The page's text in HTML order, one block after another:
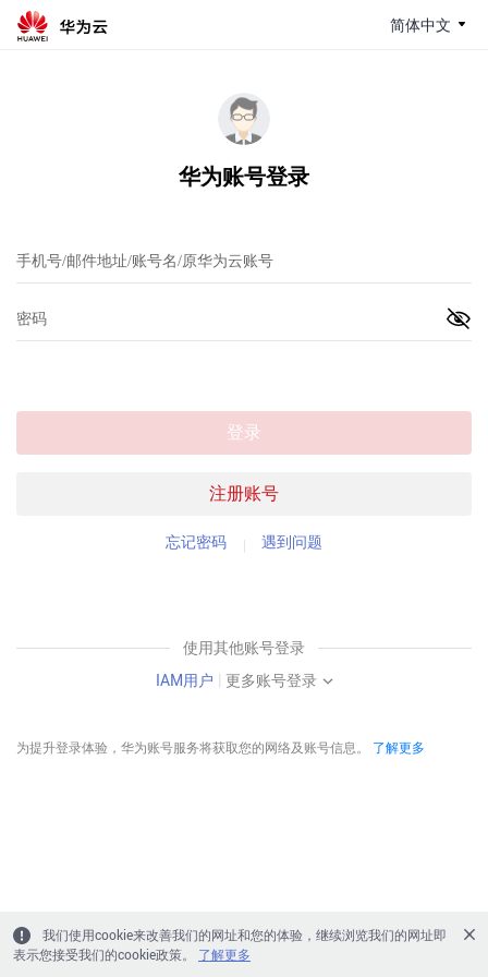
简体中文
华为账号登录
注册账号
登录
忘记密码 遇到问题
使用其他账号登录
IAM用户 | 更多账号登录
为提升登录体验，华为账号服务将获取您的网络及账号信息。 了解更多
我们使用cookie来改善我们的网址和您的体验，继续浏览我们的网址即
表示您接受我们的cookie政策。
了解更多